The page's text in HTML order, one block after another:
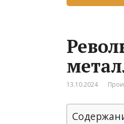
13.10.2024